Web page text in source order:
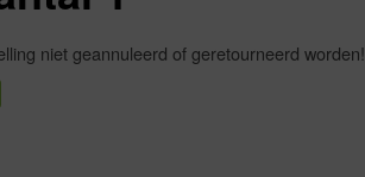
niet geannuleerd of geretourneerd worden!